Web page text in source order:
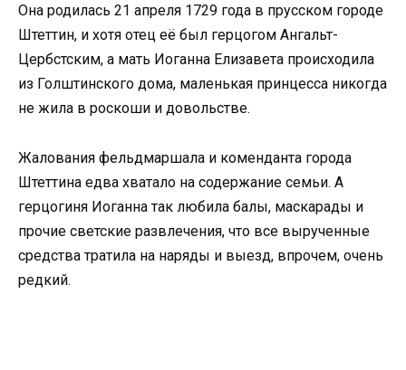
Она родилась 21 апреля 1729 года в прусском городе
Штеттин, и хотя отец её был герцогом Ангальт-
Цербстским, а мать Иоганна Елизавета происходила
из Голштинского дома, маленькая принцесса никогда
не жила в роскоши и довольстве.
Жалования фельдмаршала и коменданта города
Штеттина едва хватало на содержание семьи. А
герцогиня Иоганна так любила балы, маскарады и
прочие светские развлечения, что все вырученные
средства тратила на наряды и выезд, впрочем, очень
редкий.